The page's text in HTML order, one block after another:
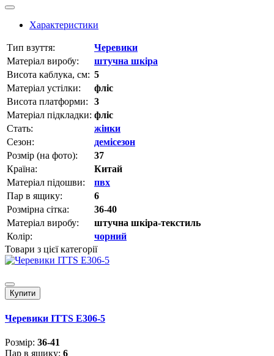
Характеристики
Тип взуття:
Черевики
Матеріал виробу:
штучна шкіра
Висота каблука, см: 5
Матеріал устілки:
фліс
Висота платформи:
3
Матеріал підкладки: фліс
Стать:
жінки
Сезон:
демісезон
Розмір (на фото):
37
Країна:
Китай
Матеріал підошви:
пвх
Пар в ящику:
6
Розмірна сітка:
36-40
Матеріал виробу:
штучна шкіра-текстиль
Колір:
чорний
Товари з цієї категорії
Купити
Черевики ITTS E306-5
Розмiр: 36-41
Пар в ящику: 6